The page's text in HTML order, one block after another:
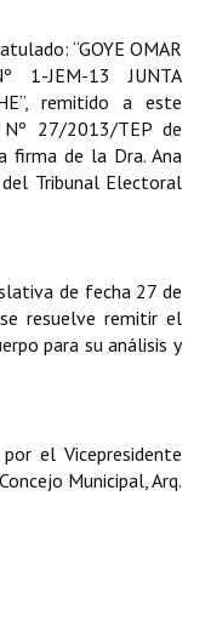
“GOYE OMAR
1-JEM-13 JUNTA
remitido a este
27/2013/TEP de
firma de la Dra. Ana
Tribunal Electoral
de fecha 27 de
resuelve remitir el
para su análisis y
el Vicepresidente
Municipal, Arq.